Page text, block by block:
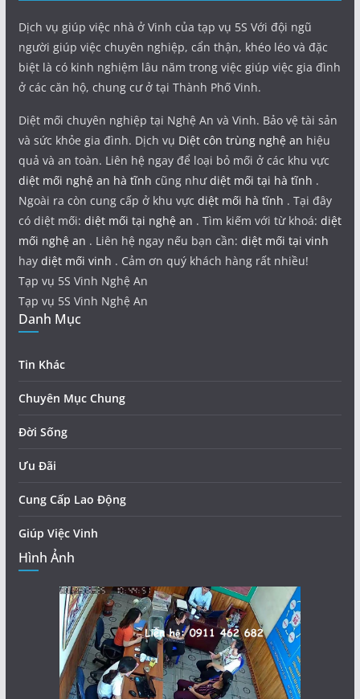
Dịch vụ giúp việc nhà ở Vinh của tạp vụ 5S Với đội ngũ
người giúp việc chuyên nghiệp, cẩn thận, khéo léo và đặc
biệt là có kinh nghiệm lâu năm trong việc giúp việc gia đình
ở các căn hộ, chung cư ở tại Thành Phố Vinh.
Diệt mối chuyên nghiệp tại Nghệ An và Vinh. Bảo vệ tài sản
và sức khỏe gia đình. Dịch vụ Diệt côn trùng nghệ an hiệu
quả và an toàn. Liên hệ ngay để loại bỏ mối ở các khu vực
diệt mối nghệ an hà tĩnh cũng nhưdiệt mối tại hà tĩnh .
Ngoài ra còn cung cấp ở khu vực diệt mối hà tĩnh . Tại đây
có diệt mối: diệt mối tại nghệ an . Tìm kiếm với từ khoá: diệt
mối nghệ an . Liên hệ ngay nếu bạn cần: diệt mối tại vinh
hay diệt mối vinh . Cảm ơn quý khách hàng rất nhiều!
Tạp vụ 5S Vinh Nghệ An
Tạp vụ 5S Vinh Nghệ An
Danh Mục
Tin Khác
Chuyên Mục Chung
Đời Sống
Ưu Đãi
Cung Cấp Lao Động
Giúp Việc Vinh
Hình Ảnh